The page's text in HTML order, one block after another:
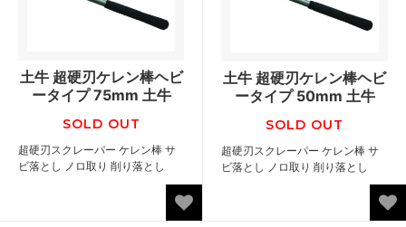
土牛 超硬刃ケレン棒ヘビ
ータイプ 75mm 土牛
SOLD OUT
超硬刃スクレーパー ケレン棒 サ
ビ落とし ノロ取り 削り落とし
土牛 超硬刃ケレン棒ヘビ
ータイプ 50mm 土牛
SOLD OUT
超硬刃スクレーパー ケレン棒 サ
ビ落とし ノロ取り 削り落とし